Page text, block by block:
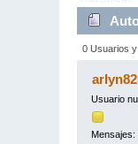
0 Usuarios y
Usuario
Mensajes: